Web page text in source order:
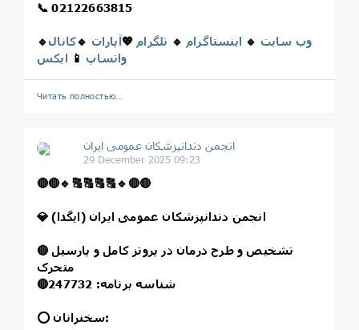
📞 02122663815
🔹 وب سایت 🔹 اینستاگرام 🔹 تلگرام 💖آپارات 🔹کانال
واتساپ 📱 ایکس
Читать полностью…
انجمن دندانپزشکان عمومی ایران
29 December 2025 09:23
🔴🔴🔹 🔠🔠🔠🔠🔹🔴🔴
💎 انجمن دندانپزشکان عمومی ایران (ایگدا)
🔴 تشخیص و طرح درمان در پروتز کامل و پارسیل
متحرک
🔴
شناسه برنامه: 247732
⭕️ سخنرانان: